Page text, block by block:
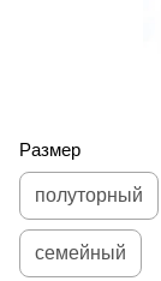
Размер
полуторный
семейный